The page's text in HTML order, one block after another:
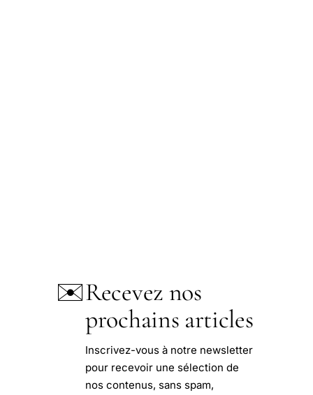
✉️Recevez nos
prochains articles
Inscrivez-vous à notre newsletter
pour recevoir une sélection de
nos contenus, sans spam,